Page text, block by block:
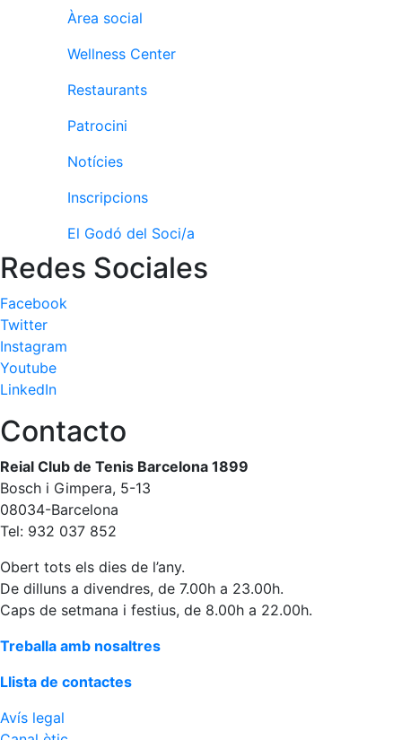
Àrea social
Wellness Center
Restaurants
Patrocini
Notícies
Inscripcions
El Godó del Soci/a
Redes Sociales
Facebook
Twitter
Instagram
Youtube
LinkedIn
Contacto
Reial Club de Tenis Barcelona 1899
Bosch i Gimpera, 5-13
08034-Barcelona
Tel: 932 037 852
Obert tots els dies de l’any.
De dilluns a divendres, de 7.00h a 23.00h.
Caps de setmana i festius, de 8.00h a 22.00h.
Treballa amb nosaltres
Llista de contactes
Avís legal